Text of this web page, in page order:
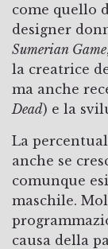
come quello
designer
Sumerian Game
la creatrice
ma anche
Dead) e la
La
anche se
comunque
maschile.
causa della